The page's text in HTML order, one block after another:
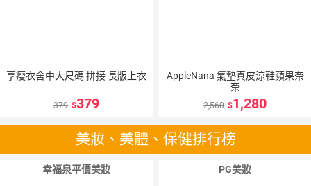
享瘦衣舍中大尺碼 拼接 長版上衣
379 379
AppleNana 氣墊真皮涼鞋蘋果奈
奈
2,560 1,280
美妝、美體、保健排行榜
幸福泉平價美妝 PG美妝